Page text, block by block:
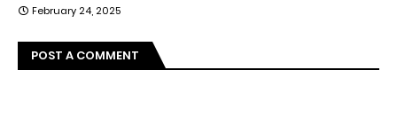
February 24, 2025
POST A COMMENT